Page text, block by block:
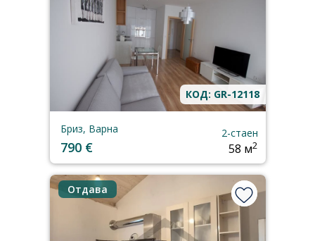
КОД: GR-12118
Бриз, Варна
790 €
2-стаен
58 м2
Отдава